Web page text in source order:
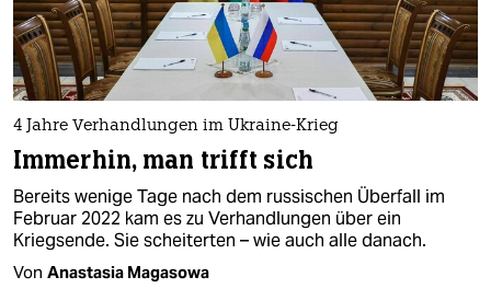
4 Jahre Verhandlungen im Ukraine-Krieg
Immerhin, man trifft sich
Bereits wenige Tage nach dem russischen Überfall im
Februar 2022 kam es zu Verhandlungen über ein
Kriegsende. Sie scheiterten – wie auch alle danach.
Von Anastasia Magasowa